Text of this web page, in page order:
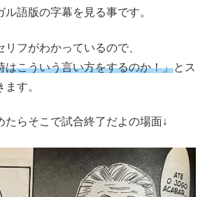
語版の字幕を見る事です。
フがわかっているので、
はこういう言い方をするのか！」とス
す。
たらそこで試合終了だよの場面↓